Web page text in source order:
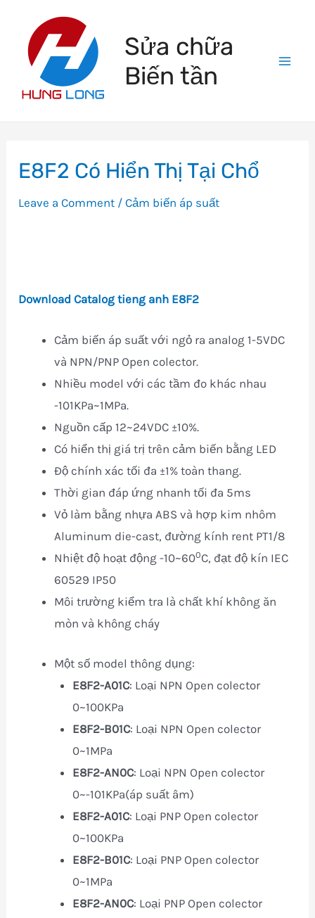
content
Sửa chữa
Biến tần
E8F2 Có Hiển Thị Tại Chổ
Leave a Comment /Cảm biến áp suất
DownloadCatalog tieng anh E8F2
Cảm biến áp suất với ngỏ ra analog 1-5VDC
và NPN/PNP Open colector.
Nhiều model với các tầm đo khác nhau
-101KPa~1MPa.
Nguồn cấp 12~24VDC ±10%.
Có hiển thị giá trị trên cảm biến bằng LED
Độ chính xác tối đa ±1% toàn thang.
Thời gian đáp ứng nhanh tối đa 5ms
Vỏ làm bằng nhựa ABS và hợp kim nhôm
Aluminum die-cast, đường kính rent PT1/8
Nhiệt độ hoạt động -10~600C, đạt độ kín IEC
60529 IP50
Môi trường kiểm tra là chất khí không ăn
mòn và không cháy
Một số model thông dụng:
E8F2-A01C: Loại NPN Open colector
0~100KPa
E8F2-B01C: Loại NPN Open colector
0~1MPa
E8F2-AN0C: Loại NPN Open colector
0~-101KPa(áp suất âm)
E8F2-A01C: Loại PNP Open colector
0~100KPa
E8F2-B01C: Loại PNP Open colector
0~1MPa
E8F2-AN0C: Loại PNP Open colector